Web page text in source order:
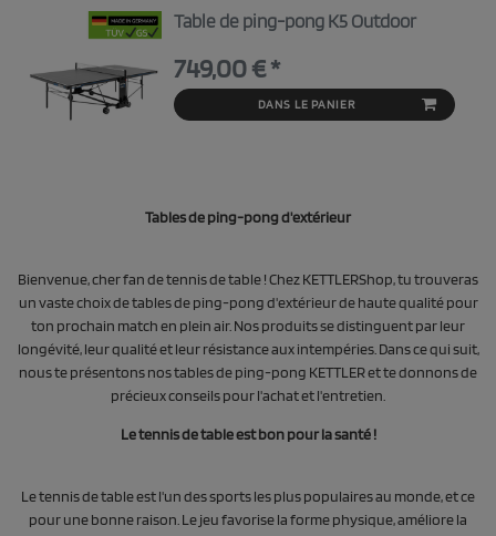
Table de ping-pong K5 Outdoor
749,00 € *
DANS LE PANIER
Tables de ping-pong d'extérieur
Bienvenue, cher fan de tennis de table ! Chez KETTLERShop, tu trouveras
un vaste choix de tables de ping-pong d'extérieur de haute qualité pour
ton prochain match en plein air. Nos produits se distinguent par leur
longévité, leur qualité et leur résistance aux intempéries. Dans ce qui suit,
nous te présentons nos tables de ping-pong KETTLER et te donnons de
précieux conseils pour l'achat et l'entretien.
Le tennis de table est bon pour la santé !
Le tennis de table est l'un des sports les plus populaires au monde, et ce
pour une bonne raison. Le jeu favorise la forme physique, améliore la